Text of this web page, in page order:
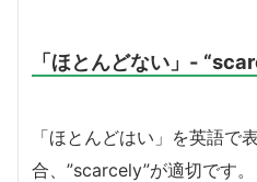
「ほとんどない」-
「ほとんどはい」を英語で
合、”scarcely”が適切です。